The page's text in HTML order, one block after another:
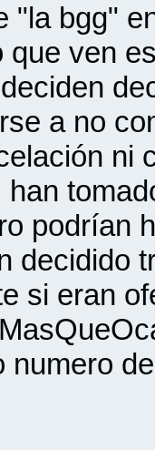
"la bgg"
que ven
a no
ni
han
podrían
decidido
si eran
numero